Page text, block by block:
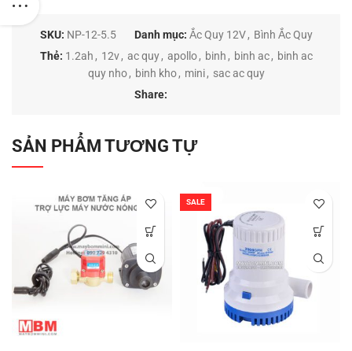
SKU: NP-12-5.5 Danh mục: Ắc Quy 12V , Bình Ắc Quy
Thẻ: 1.2ah , 12v , ac quy , apollo , binh , binh ac , binh ac
quy nho , binh kho , mini , sac ac quy
Share:
SẢN PHẨM TƯƠNG TỰ
SALE